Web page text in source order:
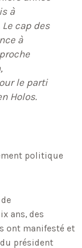
à
cap des
à
le parti
Holos.
politique
ans, des
ont manifesté et
président